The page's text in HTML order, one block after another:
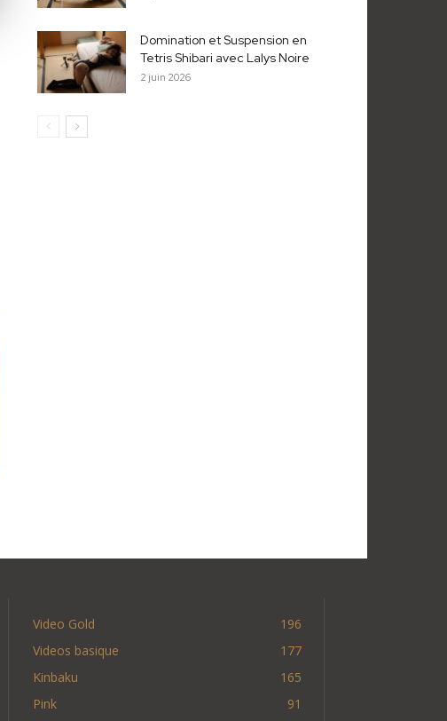
Domination et Suspension en
Tetris Shibari avec Lalys Noire
2 juin 2026
Video Gold
196
Videos basique
177
Kinbaku
165
Pink
91